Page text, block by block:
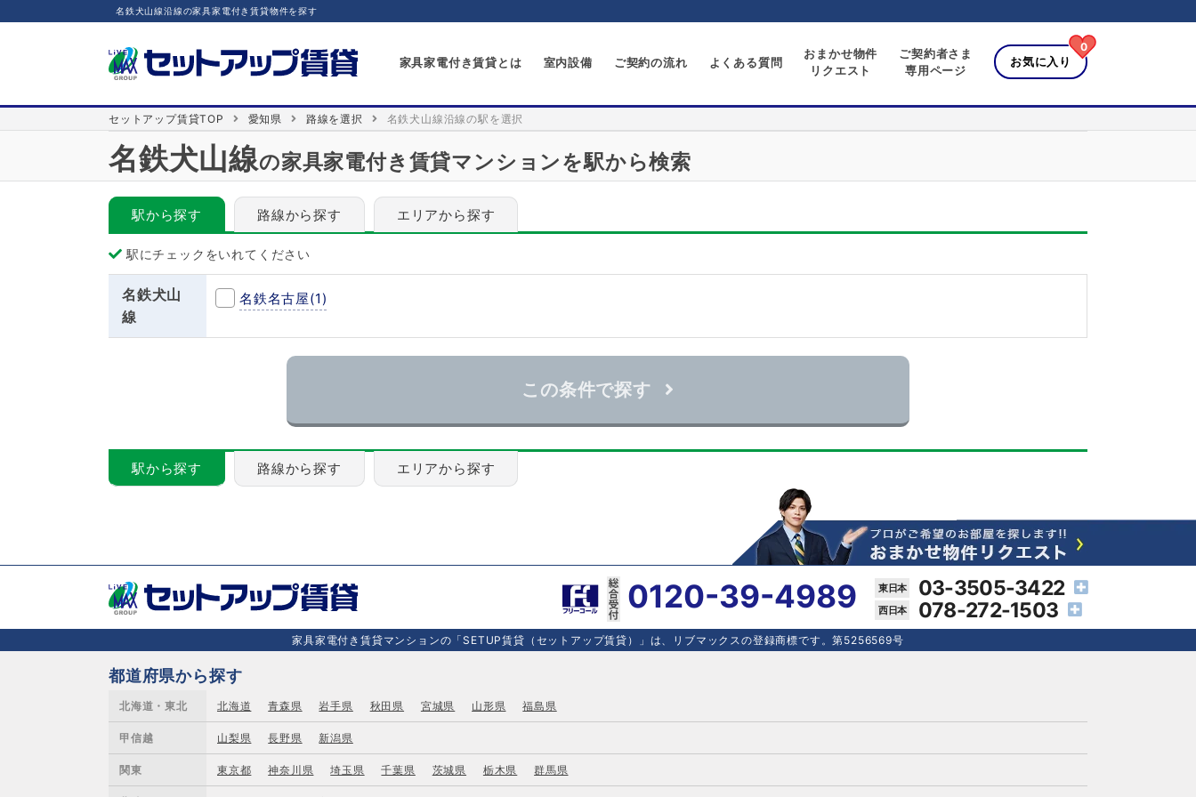
名鉄犬山線沿線の家具家電付き賃貸物件を探す
家具家電付き賃貸とは 室内設備 ご契約の流れ よくある質問
おまかせ物件
リクエスト
ご契約者さま
専用ページ
お気に入り
0
セットアップ賃貸TOP 愛知県 路線を選択 名鉄犬山線沿線の駅を選択
名鉄犬山線の家具家電付き賃貸マンションを駅から検索
駅から探す 路線から探す エリアから探す
駅にチェックをいれてください
名鉄犬山
線
名鉄名古屋(1)
この条件で探す
駅から探す 路線から探す エリアから探す
0120-39-4989
03-3505-3422
078-272-1503
家具家電付き賃貸マンションの「SETUP賃貸（セットアップ賃貸）」は、リブマックスの登録商標です。第5256569号
都道府県から探す
北海道・東北 北海道 青森県 岩手県 秋田県 宮城県 山形県 福島県
甲信越 山梨県 長野県 新潟県
関東 東京都 神奈川県 埼玉県 千葉県 茨城県 栃木県 群馬県